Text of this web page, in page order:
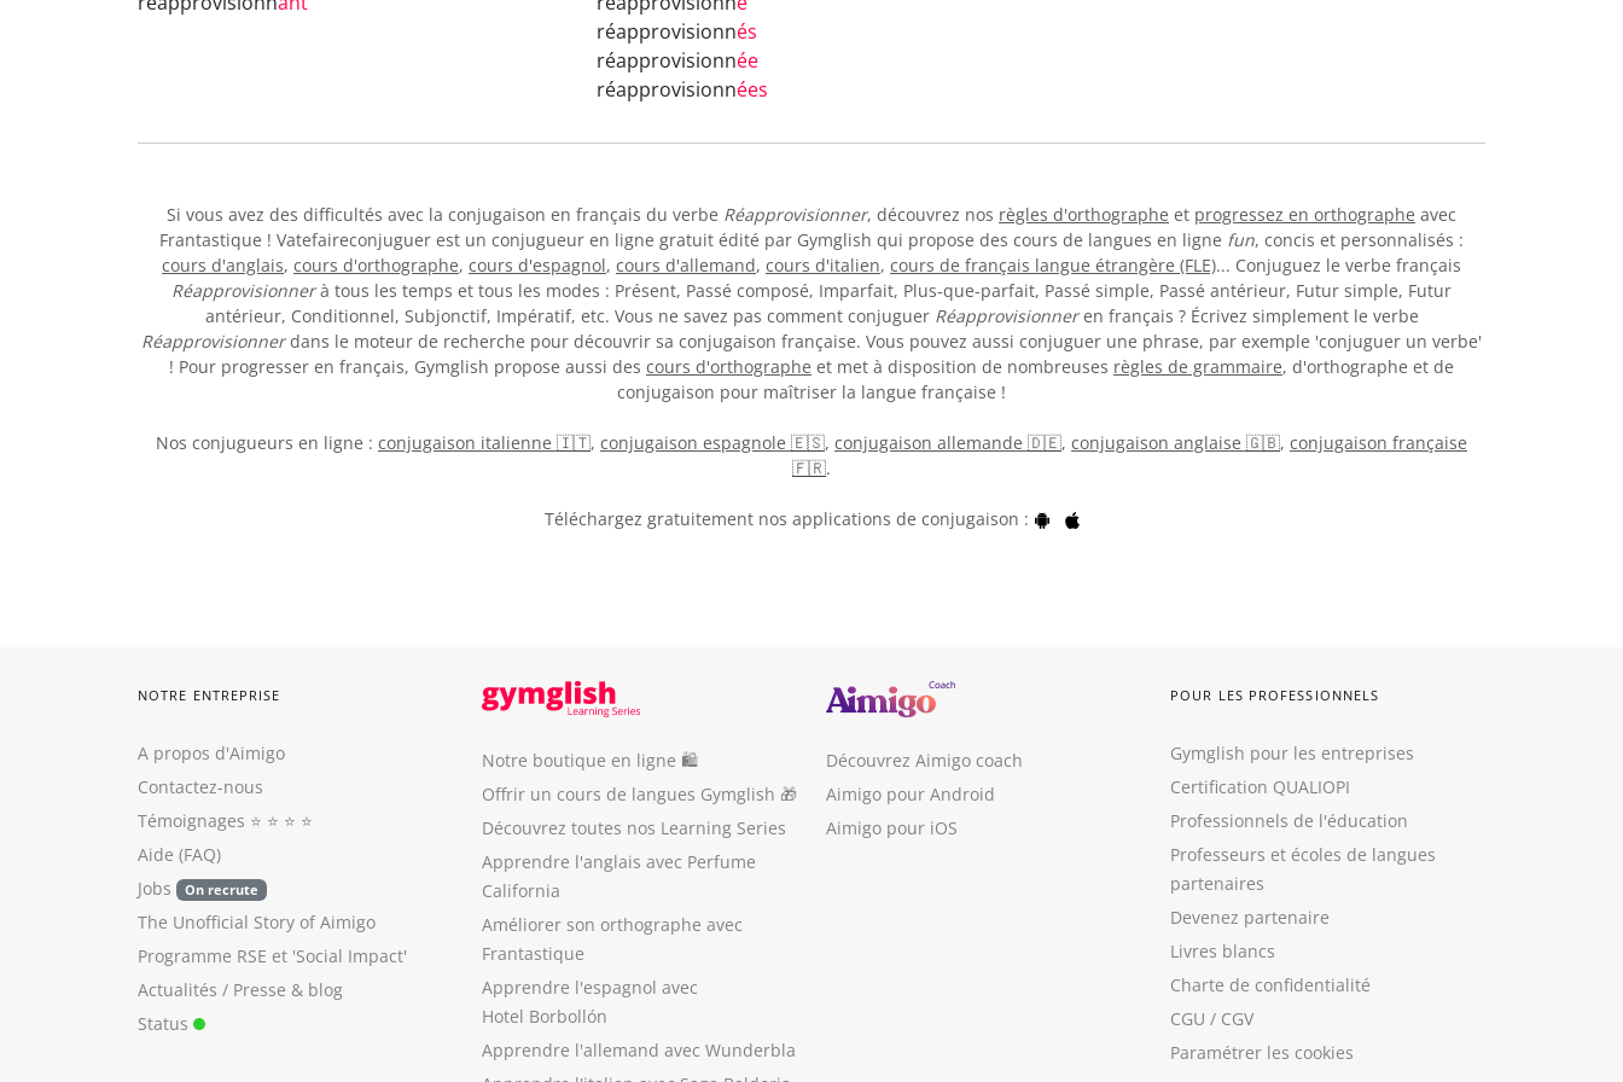
réapprovisionnés
réapprovisionnée
réapprovisionnées
Si vous avez des difficultés avec la conjugaison en français du verbe Réapprovisionner, découvrez nos règles d'orthographe et progressez en orthographe avec
Frantastique ! Vatefaireconjuguer est un conjugueur en ligne gratuit édité par Gymglish qui propose des cours de langues en ligne fun, concis et personnalisés :
cours d'anglais, cours d'orthographe, cours d'espagnol, cours d'allemand, cours d'italien, cours de français langue étrangère (FLE)... Conjuguez le verbe français
Réapprovisionnerà tous les temps et tous les modes : Présent, Passé composé, Imparfait, Plus-que-parfait, Passé simple, Passé antérieur, Futur simple, Futur
antérieur, Conditionnel, Subjonctif, Impératif, etc. Vous ne savez pas comment conjuguer Réapprovisionneren français ? Écrivez simplement le verbe
Réapprovisionnerdans le moteur de recherche pour découvrir sa conjugaison française. Vous pouvez aussi conjuguer une phrase, par exemple 'conjuguer un verbe'
! Pour progresser en français, Gymglish propose aussi des cours d'orthographe et met à disposition de nombreuses règles de grammaire, d'orthographe et de
conjugaison pour maîtriser la langue française !
Nos conjugueurs en ligne : conjugaison italienne 🇮🇹, conjugaison espagnole 🇪🇸, conjugaison allemande 🇩🇪, conjugaison anglaise 🇬🇧, conjugaison française
🇫🇷.
Téléchargez gratuitement nos applications de conjugaison :
NOTRE ENTREPRISE
A propos d'Aimigo
Contactez-nous
Témoignages ⭐️ ⭐️ ⭐️ ⭐️
Aide (FAQ)
Jobs
On recrute
The Unofficial Story of Aimigo
Programme RSE et 'Social Impact'
Actualités / Presse & blog
Status
Notre boutique en ligne 🛍
Offrir un cours de langues Gymglish 🎁
Découvrez toutes nos Learning Series
Apprendre l'anglais avec Perfume
California
Améliorer son orthographe avec
Frantastique
Apprendre l'espagnol avec
Hotel Borbollón
Apprendre l'allemand avec Wunderbla
Découvrez Aimigo coach
Aimigo pour Android
Aimigo pour iOS
POUR LES PROFESSIONNELS
Gymglish pour les entreprises
Certification QUALIOPI
Professionnels de l'éducation
Professeurs et écoles de langues
partenaires
Devenez partenaire
Livres blancs
Charte de confidentialité
CGU / CGV
Paramétrer les cookies